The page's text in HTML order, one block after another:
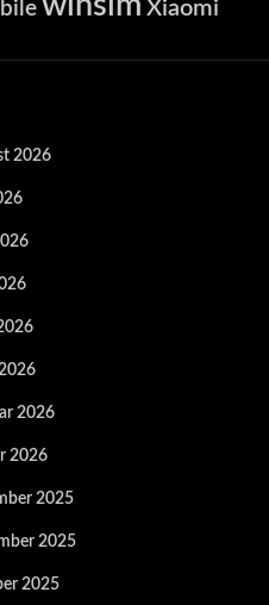
winsim Xiaomi
2026
2026
2026
2025
2025
2025